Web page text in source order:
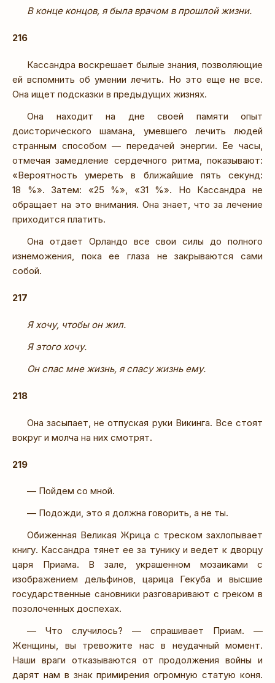
В конце концов, я была врачом в прошлой жизни.
216
Кассандра воскрешает былые знания, позволяющие
ей вспомнить об умении лечить. Но это еще не все.
Она ищет подсказки в предыдущих жизнях.
Она находит на дне своей памяти опыт
доисторического шамана, умевшего лечить людей
странным способом — передачей энергии. Ее часы,
отмечая замедление сердечного ритма, показывают:
«Вероятность умереть в ближайшие пять секунд:
18 %». Затем: «25 %», «31 %». Но Кассандра не
обращает на это внимания. Она знает, что за лечение
приходится платить.
Она отдает Орландо все свои силы до полного
изнеможения, пока ее глаза не закрываются сами
собой.
217
Я хочу, чтобы он жил.
Я этого хочу.
Он спас мне жизнь, я спасу жизнь ему.
218
Она засыпает, не отпуская руки Викинга. Все стоят
вокруг и молча на них смотрят.
219
— Пойдем со мной.
— Подожди, это я должна говорить, а не ты.
Обиженная Великая Жрица с треском захлопывает
книгу. Кассандра тянет ее за тунику и ведет к дворцу
царя Приама. В зале, украшенном мозаиками с
изображением дельфинов, царица Гекуба и высшие
государственные сановники разговаривают с греком в
позолоченных доспехах.
— Что случилось? — спрашивает Приам. —
Женщины, вы тревожите нас в неудачный момент.
Наши враги отказываются от продолжения войны и
дарят нам в знак примирения огромную статую коня.